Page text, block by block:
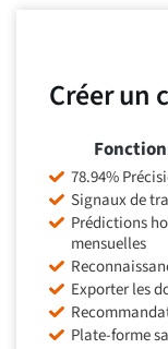
Créer un
78.94%
Signaux de
Prédictions
mensuelles
Exporter les
Plate-forme